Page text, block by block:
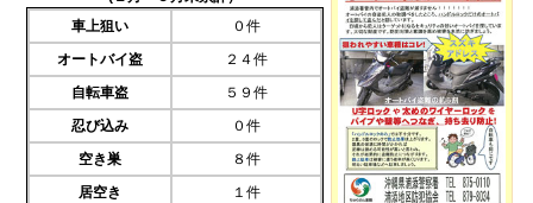
車上狙い
０件
オートバイ盗
２４件
自転車盗
５９件
忍び込み
０件
空き巣
８件
居空き
１件